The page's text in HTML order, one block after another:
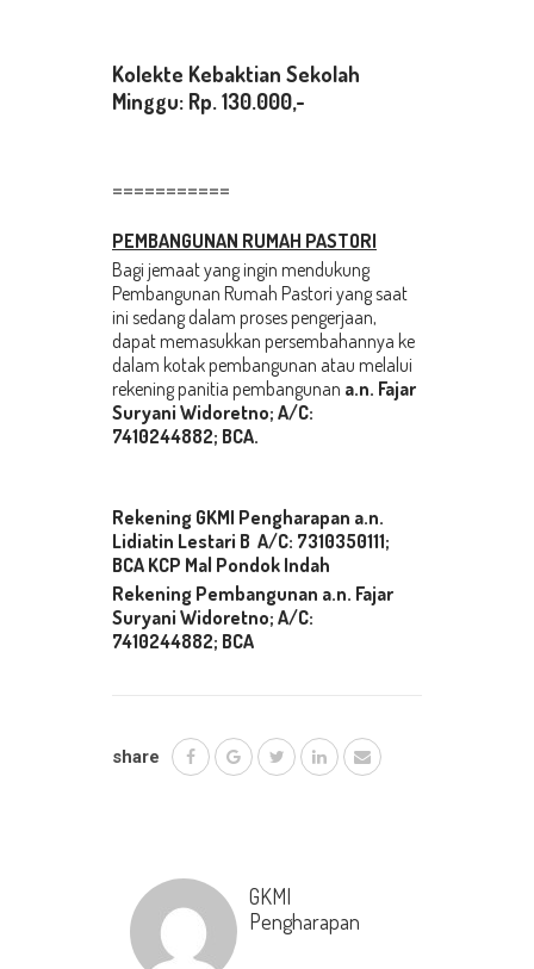
Kolekte Kebaktian Sekolah
Minggu: Rp. 130.000,-
===========
PEMBANGUNAN RUMAH PASTORI
Bagi jemaat yang ingin mendukung
Pembangunan Rumah Pastori yang saat
ini sedang dalam proses pengerjaan,
dapat memasukkan persembahannya ke
dalam kotak pembangunan atau melalui
rekening panitia pembangunan a.n. Fajar
Suryani Widoretno; A/C:
7410244882; BCA.
Rekening GKMI Pengharapan a.n.
Lidiatin Lestari B A/C: 7310350111;
BCA KCP Mal Pondok Indah
Rekening Pembangunan a.n. Fajar
Suryani Widoretno; A/C:
7410244882; BCA
share
GKMI
Pengharapan